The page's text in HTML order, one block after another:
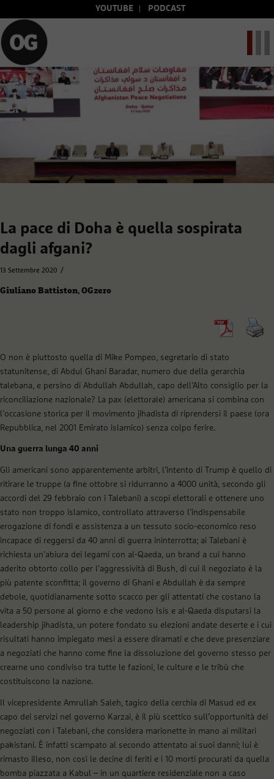
YOUTUBE PODCAST
La pace di Doha è quella sospirata
dagli afgani?
13 Settembre 2020 /
Giuliano Battiston, OGzero
O non è piuttosto quella di Mike Pompeo, segretario di stato
statunitense, di Abdul Ghani Baradar, numero due della gerarchia
talebana, e persino di Abdullah Abdullah, capo dell’Alto consiglio per la
riconciliazione nazionale? La pax (elettorale) americana si combina con
l’occasione storica per il movimento jihadista di riprendersi il paese (ora
Repubblica, nel 2001 Emirato islamico) senza colpo ferire.
Una guerra lunga 40 anni
Gli americani sono apparentemente arbitri, l’intento di Trump è quello di
ritirare le truppe (a fine ottobre si ridurranno a 4000 unità, secondo gli
accordi del 29 febbraio con i Talebani) a scopi elettorali e ottenere uno
stato non troppo islamico, controllato attraverso l’indispensabile
erogazione di fondi e assistenza a un tessuto socio-economico reso
incapace di reggersi da 40 anni di guerra ininterrotta; ai Talebani è
richiesta un’abiura dei legami con al-Qaeda, un brand a cui hanno
aderito obtorto collo per l’aggressività di Bush, di cui il negoziato è la
più patente sconfitta; il governo di Ghani e Abdullah è da sempre
debole, quotidianamente sotto scacco per gli attentati che costano la
vita a 50 persone al giorno e che vedono Isis e al-Qaeda disputarsi la
leadership jihadista, un potere fondato su elezioni andate deserte e i cui
risultati hanno impiegato mesi a essere diramati e che deve presenziare
a negoziati che hanno come fine la dissoluzione del governo stesso per
crearne uno condiviso tra tutte le fazioni, le culture e le tribù che
costituiscono la nazione.
Il vicepresidente Amrullah Saleh, tagico della cerchia di Masud ed ex
capo dei servizi nel governo Karzai, è il più scettico sull’opportunità dei
negoziati con i Talebani, che considera marionette in mano ai militari
pakistani. È infatti scampato al secondo attentato ai suoi danni; lui è
rimasto illeso, non così le decine di feriti e i 10 morti procurati da quella
bomba piazzata a Kabul – in un quartiere residenziale non a caso